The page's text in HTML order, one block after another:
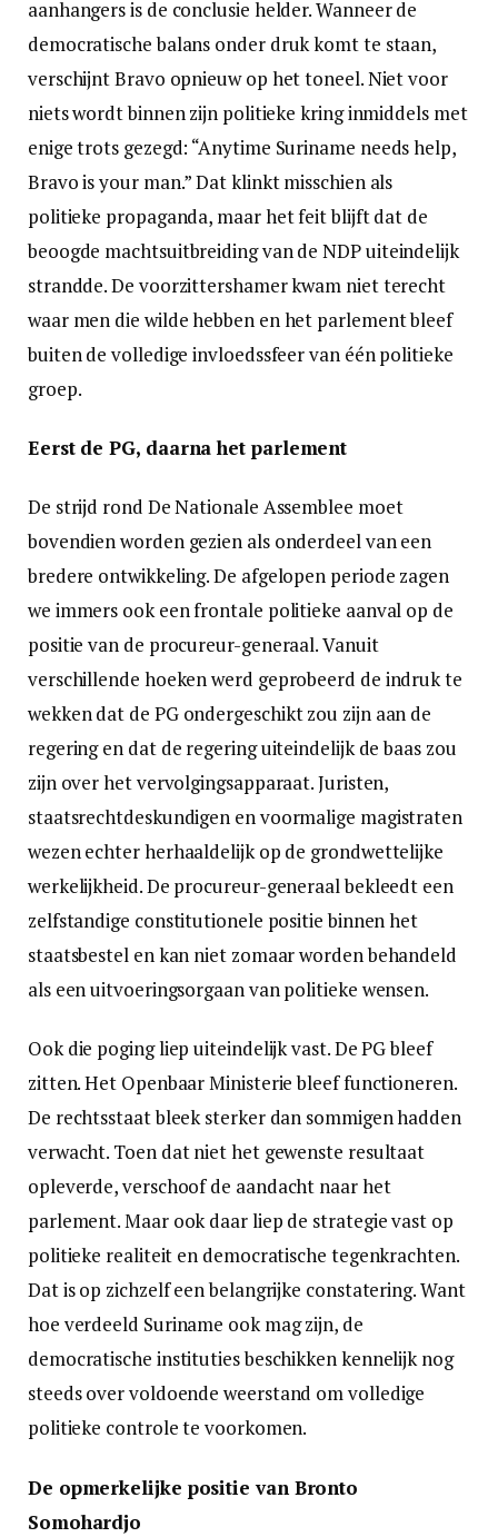
aanhangers is de conclusie helder. Wanneer de
democratische balans onder druk komt te staan,
verschijnt Bravo opnieuw op het toneel. Niet voor
niets wordt binnen zijn politieke kring inmiddels met
enige trots gezegd: “Anytime Suriname needs help,
Bravo is your man.” Dat klinkt misschien als
politieke propaganda, maar het feit blijft dat de
beoogde machtsuitbreiding van de NDP uiteindelijk
strandde. De voorzittershamer kwam niet terecht
waar men die wilde hebben en het parlement bleef
buiten de volledige invloedssfeer van één politieke
groep.
Eerst de PG, daarna het parlement
De strijd rond De Nationale Assemblee moet
bovendien worden gezien als onderdeel van een
bredere ontwikkeling. De afgelopen periode zagen
we immers ook een frontale politieke aanval op de
positie van de procureur-generaal. Vanuit
verschillende hoeken werd geprobeerd de indruk te
wekken dat de PG ondergeschikt zou zijn aan de
regering en dat de regering uiteindelijk de baas zou
zijn over het vervolgingsapparaat. Juristen,
staatsrechtdeskundigen en voormalige magistraten
wezen echter herhaaldelijk op de grondwettelijke
werkelijkheid. De procureur-generaal bekleedt een
zelfstandige constitutionele positie binnen het
staatsbestel en kan niet zomaar worden behandeld
als een uitvoeringsorgaan van politieke wensen.
Ook die poging liep uiteindelijk vast. De PG bleef
zitten. Het Openbaar Ministerie bleef functioneren.
De rechtsstaat bleek sterker dan sommigen hadden
verwacht. Toen dat niet het gewenste resultaat
opleverde, verschoof de aandacht naar het
parlement. Maar ook daar liep de strategie vast op
politieke realiteit en democratische tegenkrachten.
Dat is op zichzelf een belangrijke constatering. Want
hoe verdeeld Suriname ook mag zijn, de
democratische instituties beschikken kennelijk nog
steeds over voldoende weerstand om volledige
politieke controle te voorkomen.
De opmerkelijke positie van Bronto
Somohardjo